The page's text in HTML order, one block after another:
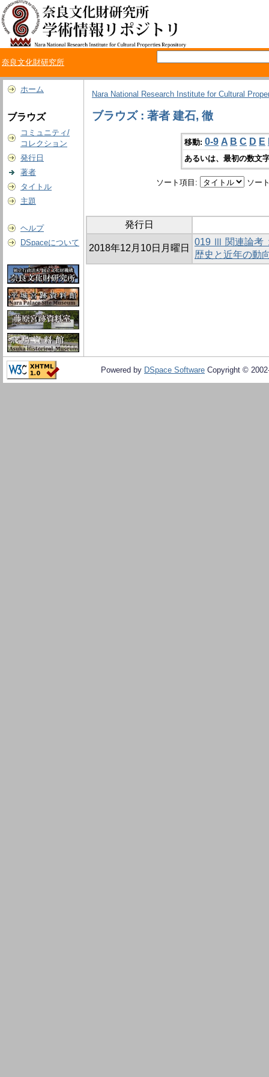
奈良文化財研究所
ホーム
ブラウズ
コミュニティ/
コレクション
発行日
著者
タイトル
主題
ヘルプ
DSpaceについて
Nara National Research Institute for Cultural
ブラウズ : 著者 建石, 徹
移動: 0-9 A B C D E
あるいは、最初の数文
ソート項目: ソー
発行日
2018年12月10日月曜日
019 Ⅲ 関連論考
歴史と近年の動
Powered by DSpace Software Copyright ©